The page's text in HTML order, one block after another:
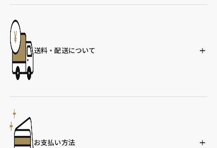
送料・配送について
お支払い方法